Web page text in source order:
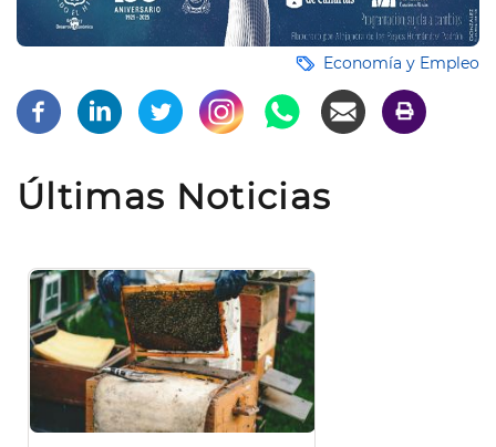
Economía y Empleo
Últimas Noticias